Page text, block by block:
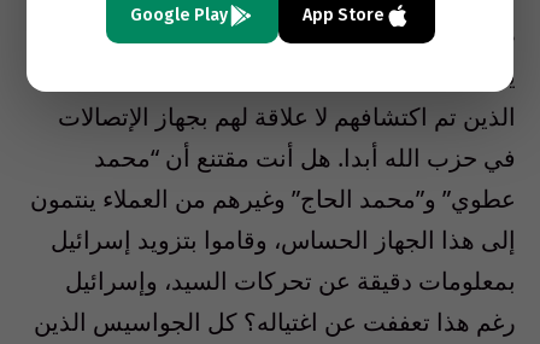
ضحك محدثي طويلا، مشفقا على غبائي، وأجابني:
يا أخي لا تصدق ما تسمعه في الإعلام. كل العملاء
الذين تم اكتشافهم لا علاقة لهم بجهاز الإتصالات
في حزب الله أبدا. هل أنت مقتنع أن “محمد
عطوي” و”محمد الحاج” وغيرهم من العملاء ينتمون
إلى هذا الجهاز الحساس، وقاموا بتزويد إسرائيل
بمعلومات دقيقة عن تحركات السيد، وإسرائيل
رغم هذا تعففت عن اغتياله؟ كل الجواسيس الذين
App Store
Google Play